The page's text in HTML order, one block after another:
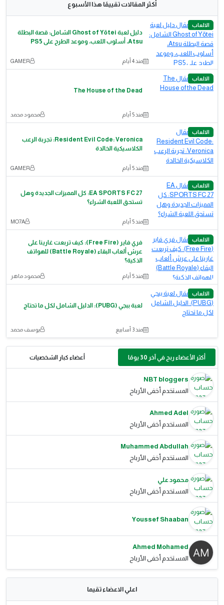
أكثر المقالات تقييمًا هذا الأسبوع
الالعاب
دليل لعبة Ghost of Yōtei الشامل: قصة البطلة
Atsu، أسلوب اللعب، وموعد الطرح على PS5
منذ 4 أيام GAMER
الالعاب
The House of the Dead
منذ 5 أيام محمود محمد
الالعاب
Resident Evil Code: Veronica: تجربة الرعب
الكلاسيكية الخالدة
منذ 5 أيام GAMER
الالعاب
EA SPORTS FC 27: كل المميزات الجديدة وهل
تستحق اللعبة الشراء؟
منذ 5 أيام MO7A
الالعاب
فري فاير (Free Fire): كيف تربعت غارينا على
عرش ألعاب البقاء (Battle Royale) للهواتف
الذكية؟
منذ 5 أيام محمود ماهر
الالعاب
لعبة ببجي (PUBG): الدليل الشامل لكل ما تحتاج
منذ 3 أسابيع يوسف محمد
أكثر الأعضاء ربح في آخر 30 يومًا أعضاء كبار الشخصيات
NBT bloggers
المستخدم أخفى الأرباح
Ahmed Adel
المستخدم أخفى الأرباح
Muhammed Abdullah
المستخدم أخفى الأرباح
محمود علي
المستخدم أخفى الأرباح
Youssef Shaaban
Ahmed Mohamed
المستخدم أخفى الأرباح
اعلي الاعضاء تقيما